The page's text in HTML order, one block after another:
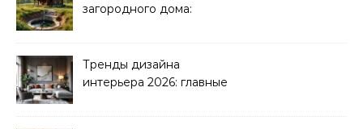
загородного дома:
Тренды дизайна
интерьера 2026: главные